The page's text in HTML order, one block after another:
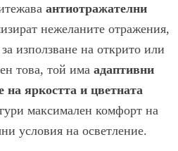
антиотражателни
нежеланите отражения,
използване на открито или
това, той има адаптивни
на яркостта и цветната
максимален комфорт на
условия на осветление.